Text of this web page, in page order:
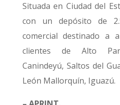
Situada en Ciudad del
con un depósito de
comercial destinado a
clientes de Alto
Canindeyú, Saltos del
León Mallorquín, Iguazú.